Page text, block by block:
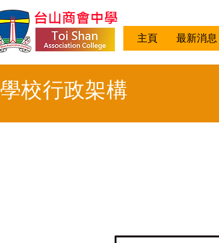
主頁 最新消息
學校行政架構